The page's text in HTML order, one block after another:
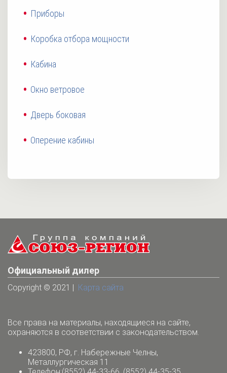
Приборы
Коробка отбора мощности
Кабина
Окно ветровое
Дверь боковая
Оперение кабины
Официальный дилер
Copyright © 2021 | Карта сайта
Все права на материалы, находящиеся на сайте,
охраняются в соответствии с законодательством.
423800, РФ, г. Набережные Челны,
Металлургическая 11